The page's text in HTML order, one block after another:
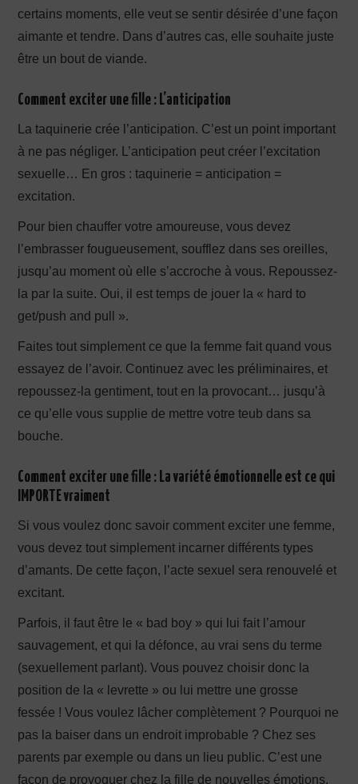
certains moments, elle veut se sentir désirée d’une façon
aimante et tendre. Dans d’autres cas, elle souhaite juste
être un bout de viande.
Comment exciter une fille : L’anticipation
La taquinerie crée l’anticipation. C’est un point important
à ne pas négliger. L’anticipation peut créer l’excitation
sexuelle… En gros : taquinerie = anticipation =
excitation.
Pour bien chauffer votre amoureuse, vous devez
l’embrasser fougueusement, soufflez dans ses oreilles,
jusqu’au moment où elle s’accroche à vous. Repoussez-
la par la suite. Oui, il est temps de jouer la « hard to
get/push and pull ».
Faites tout simplement ce que la femme fait quand vous
essayez de l’avoir. Continuez avec les préliminaires, et
repoussez-la gentiment, tout en la provocant… jusqu’à
ce qu’elle vous supplie de mettre votre teub dans sa
bouche.
Comment exciter une fille : La variété émotionnelle est ce qui
IMPORTE vraiment
Si vous voulez donc savoir comment exciter une femme,
vous devez tout simplement incarner différents types
d’amants. De cette façon, l’acte sexuel sera renouvelé et
excitant.
Parfois, il faut être le « bad boy » qui lui fait l’amour
sauvagement, et qui la défonce, au vrai sens du terme
(sexuellement parlant). Vous pouvez choisir donc la
position de la « levrette » ou lui mettre une grosse
fessée ! Vous voulez lâcher complètement ? Pourquoi ne
pas la baiser dans un endroit improbable ? Chez ses
parents par exemple ou dans un lieu public. C’est une
façon de provoquer chez la fille de nouvelles émotions.